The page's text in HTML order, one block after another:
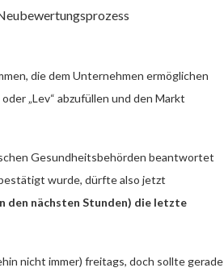
die dem Unternehmen ermöglichen
„Lev“ abzufüllen und den Markt
Gesundheitsbehörden beantwortet
wurde, dürfte also jetzt
den nächsten Stunden) die letzte
nicht immer) freitags, doch sollte gerade